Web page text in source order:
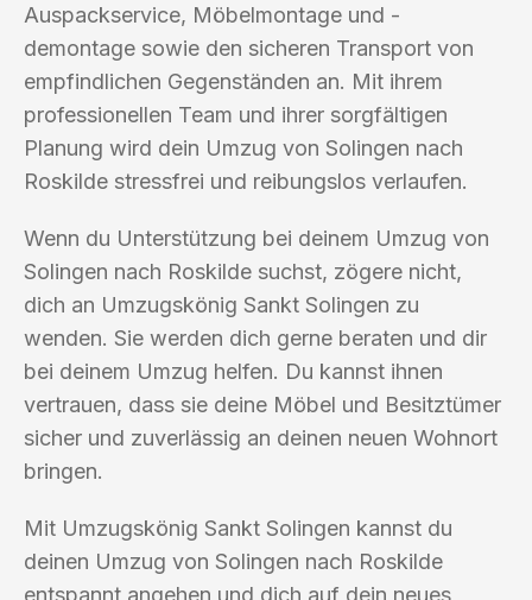
Auspackservice, Möbelmontage und -
demontage sowie den sicheren Transport von
empfindlichen Gegenständen an. Mit ihrem
professionellen Team und ihrer sorgfältigen
Planung wird dein Umzug von Solingen nach
Roskilde stressfrei und reibungslos verlaufen.
Wenn du Unterstützung bei deinem Umzug von
Solingen nach Roskilde suchst, zögere nicht,
dich an Umzugskönig Sankt Solingen zu
wenden. Sie werden dich gerne beraten und dir
bei deinem Umzug helfen. Du kannst ihnen
vertrauen, dass sie deine Möbel und Besitztümer
sicher und zuverlässig an deinen neuen Wohnort
bringen.
Mit Umzugskönig Sankt Solingen kannst du
deinen Umzug von Solingen nach Roskilde
entspannt angehen und dich auf dein neues